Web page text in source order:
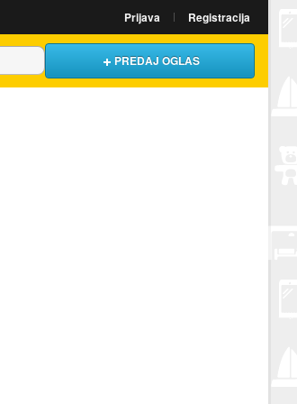
Prijava Registracija
PREDAJ OGLAS